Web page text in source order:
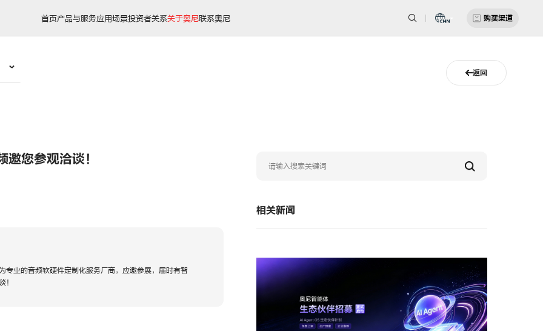
首页产品与服务应用场景投资者关系关于奥尼联系奥尼 购买渠道
返回
您参观洽谈！
专业的音频软硬件定制化服务厂商，应邀参展，届时有智
！
相关新闻